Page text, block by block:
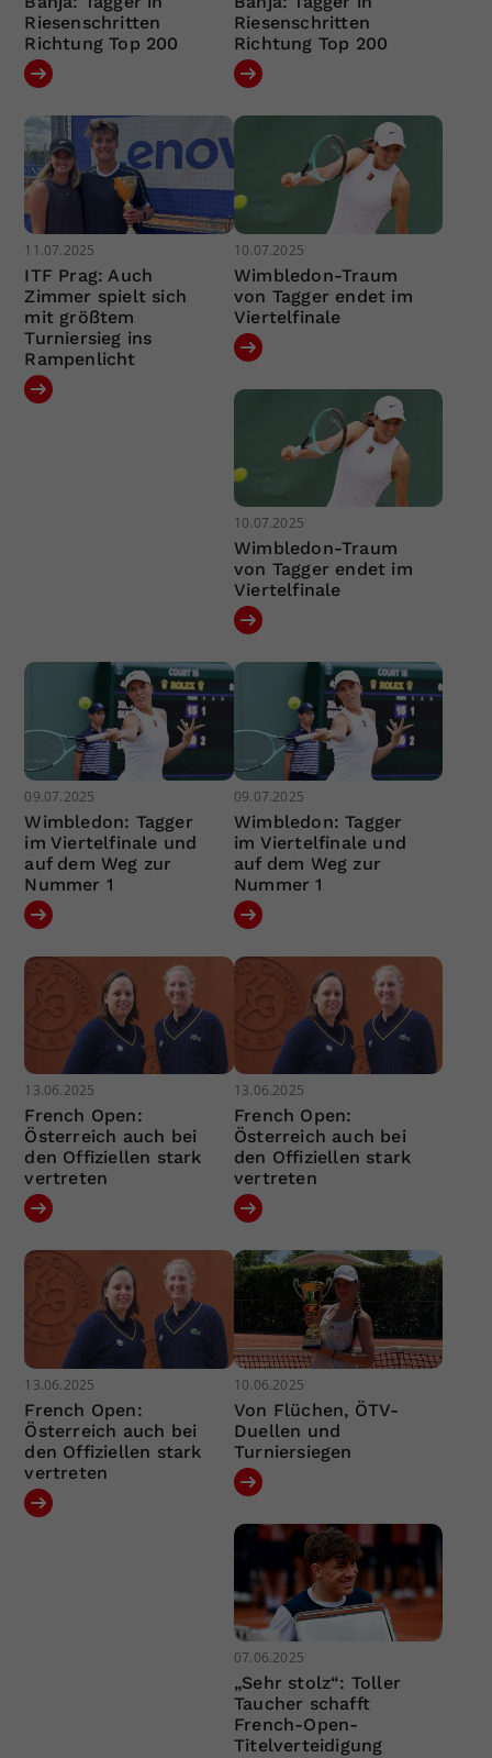
Riesenschritten
Richtung Top 200
Riesenschritten
Richtung Top 200
11.07.2025
ITF Prag: Auch
Zimmer spielt sich
mit größtem
Turniersieg ins
Rampenlicht
10.07.2025
Wimbledon-Traum
von Tagger endet im
Viertelfinale
10.07.2025
Wimbledon-Traum
von Tagger endet im
Viertelfinale
09.07.2025
Wimbledon: Tagger
im Viertelfinale und
auf dem Weg zur
Nummer 1
09.07.2025
Wimbledon: Tagger
im Viertelfinale und
auf dem Weg zur
Nummer 1
13.06.2025
French Open:
Österreich auch bei
den Offiziellen stark
vertreten
13.06.2025
French Open:
Österreich auch bei
den Offiziellen stark
vertreten
13.06.2025
French Open:
Österreich auch bei
den Offiziellen stark
vertreten
10.06.2025
Von Flüchen, ÖTV-
Duellen und
Turniersiegen
07.06.2025
„Sehr stolz“: Toller
Taucher schafft
French-Open-
Titelverteidigung